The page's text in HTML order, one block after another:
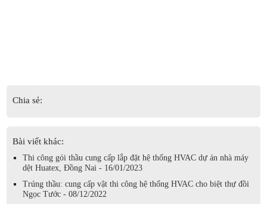
Chia sẻ:
Bài viết khác:
Thi công gói thầu cung cấp lắp đặt hệ thống HVAC dự án nhà máy
dệt Huatex, Đồng Nai - 16/01/2023
Trúng thầu: cung cấp vật thi công hệ thống HVAC cho biệt thự đồi
Ngọc Tước - 08/12/2022